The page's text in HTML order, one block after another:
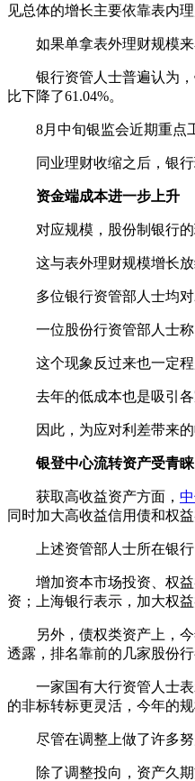
见总体的增长主要依靠表内理
如果单拿表外理财规模来
银行资管人士普遍认为，
比下降了61.04%。
8月中旬银监会近期重点工
同业理财收缩之后，银行
资金端成本进一步上升
对应规模，股份制银行的
这与表外理财规模增长放
多位银行资管部人士均对
一位股份行资管部人士称
这个现象反过来也一定程
去年的低成本也是吸引各
因此，为应对利差带来的
银登中心流转资产受青睐
获取高收益资产方面，
同时加大高收益信用债和权
上述资管部人士所在银行
增加资本市场投资、权益
资；上海银行表示，加大权
另外，债权类资产上，今
透露，排名靠前的几家股份
一家国有大行资管人士表
的非标转标更灵活，今年的规
尽管在调整上做了许多努
除了调整投向，资产久期